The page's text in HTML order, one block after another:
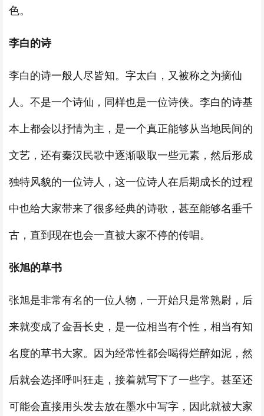
色。
李白的诗
李白的诗一般人尽皆知。字太白，又被称之为摘仙
人。不是一个诗仙，同样也是一位诗侠。李白的诗基
本上都会以抒情为主，是一个真正能够从当地民间的
文艺，还有秦汉民歌中逐渐吸取一些元素，然后形成
独特风貌的一位诗人，这一位诗人在后期成长的过程
中也给大家带来了很多经典的诗歌，甚至能够名垂千
古，直到现在也会一直被大家不停的传唱。
张旭的草书
张旭是非常有名的一位人物，一开始只是常熟尉，后
来就变成了金吾长史，是一位相当有个性，相当有知
名度的草书大家。因为经常性都会喝得烂醉如泥，然
后就会选择呼叫狂走，接着就写下了一些字。甚至还
可能会直接用头发去放在墨水中写字，因此就被大家